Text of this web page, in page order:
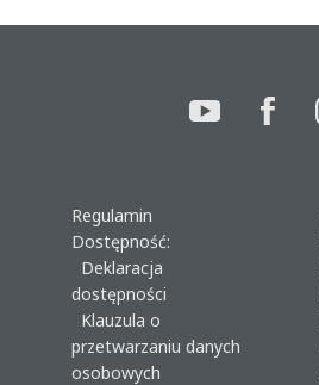
Regulamin
Dostępność:
Deklaracja
dostępności
Klauzula o
przetwarzaniu danych
osobowych